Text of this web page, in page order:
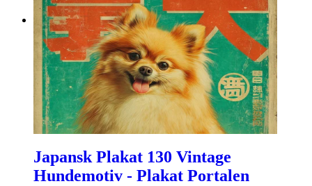
Japansk Plakat 130 Vintage
Hundemotiv - Plakat Portalen